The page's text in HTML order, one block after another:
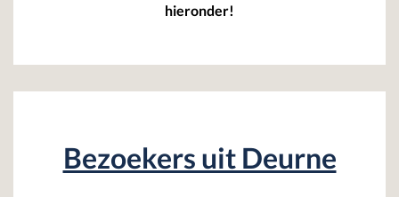
hieronder!
Bezoekers uit Deurne